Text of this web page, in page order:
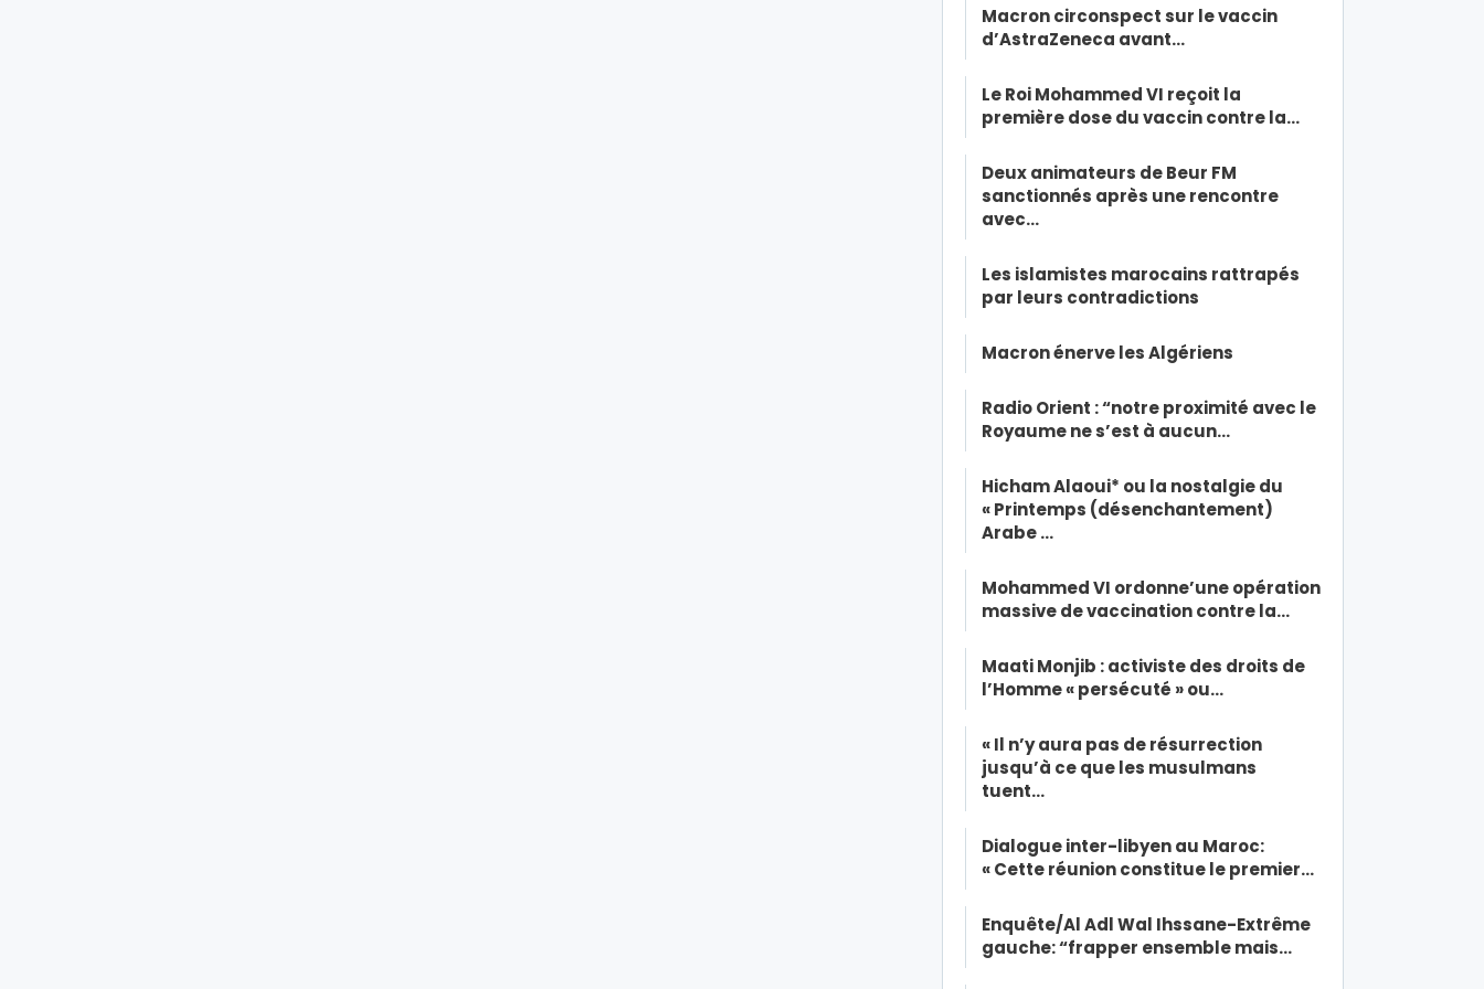
Macron circonspect sur le vaccin
d’AstraZeneca avant…
Le Roi Mohammed VI reçoit la
première dose du vaccin contre la…
Deux animateurs de Beur FM
sanctionnés après une rencontre
avec…
Les islamistes marocains rattrapés
par leurs contradictions
Macron énerve les Algériens
Radio Orient : “notre proximité avec le
Royaume ne s’est à aucun…
Hicham Alaoui* ou la nostalgie du
« Printemps (désenchantement)
Arabe …
Mohammed VI ordonne’une opération
massive de vaccination contre la…
Maati Monjib : activiste des droits de
l’Homme « persécuté » ou…
« Il n’y aura pas de résurrection
jusqu’à ce que les musulmans
tuent…
Dialogue inter-libyen au Maroc:
« Cette réunion constitue le premier…
Enquête/Al Adl Wal Ihssane-Extrême
gauche: “frapper ensemble mais…